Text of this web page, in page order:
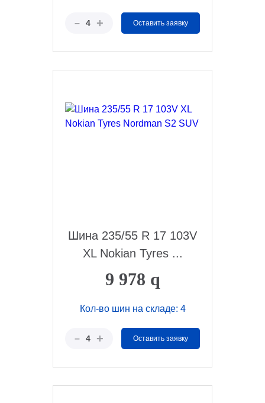
– 4 + Оставить заявку
Шина 235/55 R 17 103V
XL Nokian Tyres ...
9 978 q
Кол-во шин на складе: 4
– 4 + Оставить заявку